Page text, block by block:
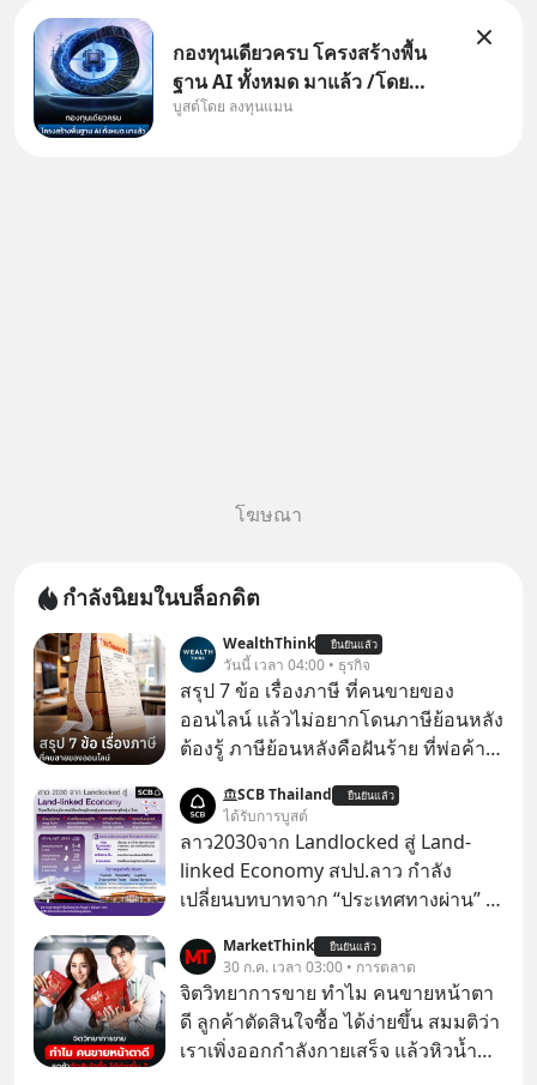
กองทุนเดียวครบ โครงสร้างพื้น
ฐาน AI ทั้งหมด มาแล้ว /โดย
ลงทุนแมน AI Supercycle คือช่วง
บูสต์โดย ลงทุนแมน
โฆษณา
กำลังนิยมในบล็อกดิต
WealthThink ยืนยันแล้ว
วันนี้ เวลา 04:00 • ธุรกิจ
สรุป 7 ข้อ เรื่องภาษี ที่คนขายของ
ออนไลน์ แล้วไม่อยากโดนภาษีย้อนหลัง
ต้องรู้ ภาษีย้อนหลังคือฝันร้าย ที่พ่อค้า
SCB Thailand ยืนยันแล้ว
ได้รับการบูสต์
ลาว2030จาก Landlocked สู่ Land-
linked Economy สปป.ลาว กำลัง
เปลี่ยนบทบาทจาก “ประเทศทางผ่าน” สู่
ของอนุภูมิภาคลุ่มแม่น้ำโขง
MarketThink ยืนยันแล้ว
30 ก.ค. เวลา 03:00 • การตลาด
จิตวิทยาการขาย ทำไม คนขายหน้าตา
ดี ลูกค้าตัดสินใจซื้อ ได้ง่ายขึ้น สมมติว่า
เราเพิ่งออกกำลังกายเสร็จ แล้วหิวน้ำ